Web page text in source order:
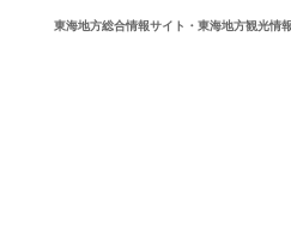
東海地方総合情報サイト・東海地方観光情